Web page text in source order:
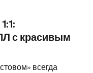
с красивым
всегда